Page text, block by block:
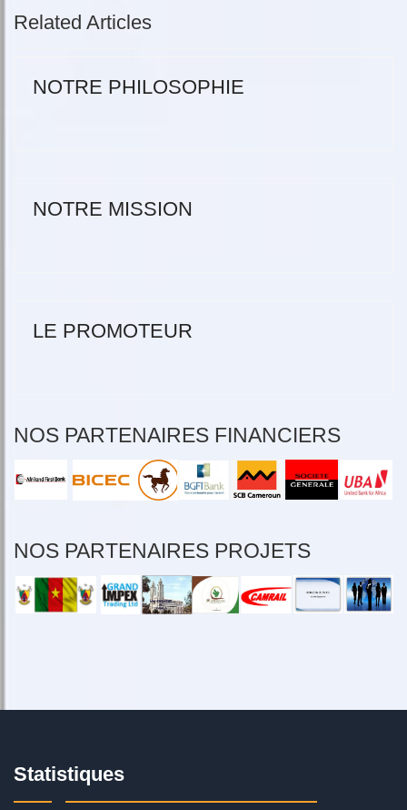
Related Articles
NOTRE PHILOSOPHIE
NOTRE MISSION
LE PROMOTEUR
NOS PARTENAIRES FINANCIERS
NOS PARTENAIRES PROJETS
Statistiques